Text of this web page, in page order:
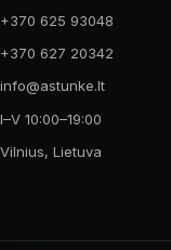
+370 625 93048
+370 627 20342
info@astunke.lt
I–V 10:00–19:00
Vilnius, Lietuva